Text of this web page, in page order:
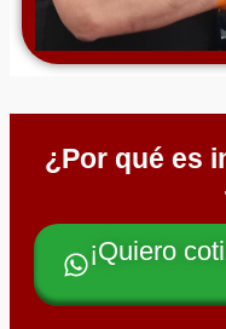
¿Por qué es
¡Quiero